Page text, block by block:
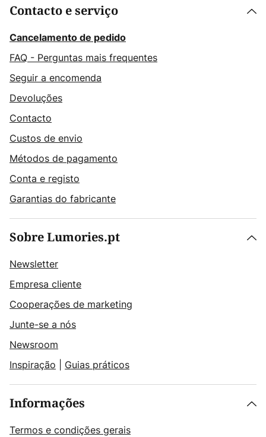
Contacto e serviço
Cancelamento de pedido
FAQ - Perguntas mais frequentes
Seguir a encomenda
Devoluções
Contacto
Custos de envio
Métodos de pagamento
Conta e registo
Garantias do fabricante
Sobre Lumories.pt
Newsletter
Empresa cliente
Cooperações de marketing
Junte-se a nós
Newsroom
Inspiração
Guias práticos
Informações
Termos e condições gerais